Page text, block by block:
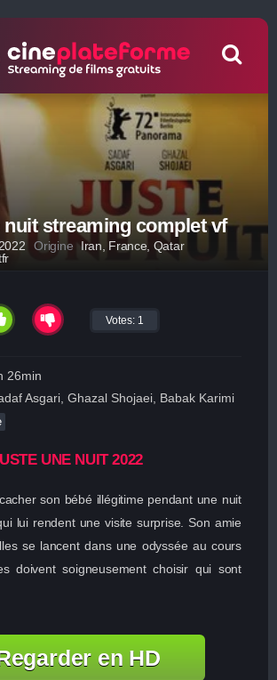
nuit streaming complet vf
2022 Origine Iran, France, Qatar
Votes: 1
26min
Asgari, Ghazal Shojaei, Babak Karimi
UNE NUIT 2022
son bébé illégitime pendant une nuit
lui rendent une visite surprise. Son amie
se lancent dans une odyssée au cours
doivent soigneusement choisir qui sont
en HD